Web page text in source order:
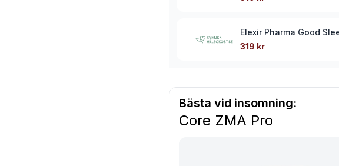
Elexir Pharma Good
319 kr
Bästa vid insomning:
Core ZMA Pro